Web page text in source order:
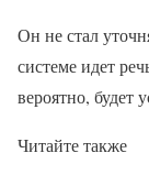
Он не стал
системе идет
вероятно, будет
Читайте также